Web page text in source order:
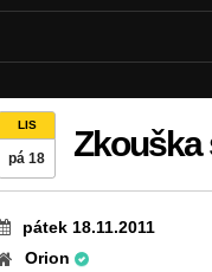
LIS
pá 18 Zkouška
pátek 18.11.2011
Orion